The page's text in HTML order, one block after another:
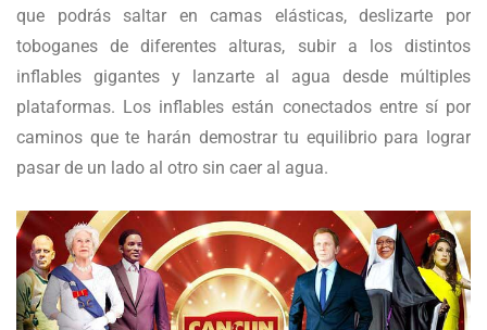
que podrás saltar en camas elásticas, deslizarte por
toboganes de diferentes alturas, subir a los distintos
inflables gigantes y lanzarte al agua desde múltiples
plataformas. Los inflables están conectados entre sí por
caminos que te harán demostrar tu equilibrio para lograr
pasar de un lado al otro sin caer al agua.